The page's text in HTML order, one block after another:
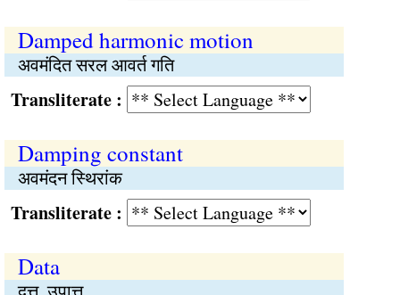
Damped harmonic motion
अवमंदित सरल आवर्त गति
:
Damping constant
अवमंदन स्थिरांक
:
Data